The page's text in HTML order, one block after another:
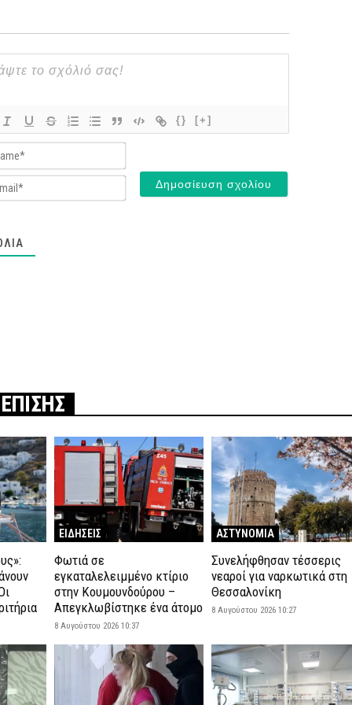
{} [+]
Name*
Email*
ΕΙΔΗΣΕΙΣ
Φωτιά σε
εγκαταλελειμμένο κτίριο
στην Κουμουνδούρου –
Απεγκλωβίστηκε ένα άτομο
8 Αυγούστου 2026 10:37
ΑΣΤΥΝΟΜΙΑ
Συνελήφθησαν τέσσερις
νεαροί για ναρκωτικά στη
Θεσσαλονίκη
8 Αυγούστου 2026 10:27